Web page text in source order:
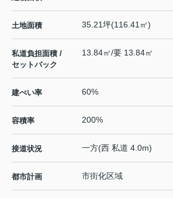
土地面積 35.21坪(116.41㎡)
私道負担面積 /
セットバック
13.84㎡/要 13.84㎡
建ぺい率 60%
容積率 200%
接道状況 一方(西 私道 4.0m)
都市計画 市街化区域